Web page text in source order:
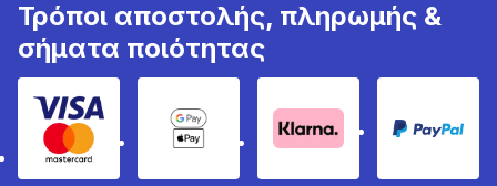
Τρόποι αποστολής, πληρωμής &
σήματα ποιότητας
Visa & MastercardGoogle Pay & Apple Pay
Klarna PayPal